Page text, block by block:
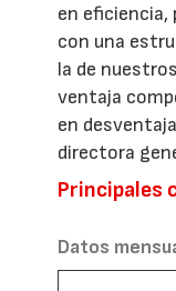
en
con una
la de
ventaja
en
directora
Principales
Datos